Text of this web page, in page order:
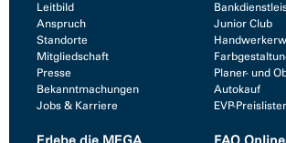
Leitbild
Anspruch
Standorte
Mitgliedschaft
Presse
Bekanntmachungen
Jobs & Karriere
Junior Club
Planer- und
Autokauf
EVP-